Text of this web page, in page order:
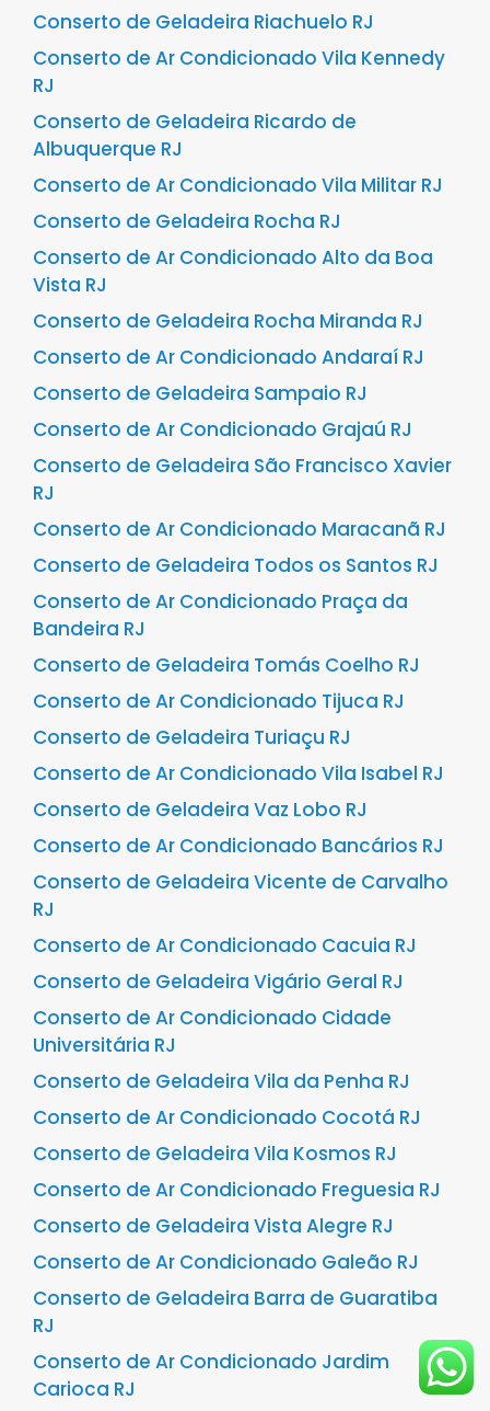
Conserto de Geladeira Riachuelo RJ
Conserto de Ar Condicionado Vila Kennedy
RJ
Conserto de Geladeira Ricardo de
Albuquerque RJ
Conserto de Ar Condicionado Vila Militar RJ
Conserto de Geladeira Rocha RJ
Conserto de Ar Condicionado Alto da Boa
Vista RJ
Conserto de Geladeira Rocha Miranda RJ
Conserto de Ar Condicionado Andaraí RJ
Conserto de Geladeira Sampaio RJ
Conserto de Ar Condicionado Grajaú RJ
Conserto de Geladeira São Francisco Xavier
RJ
Conserto de Ar Condicionado Maracanã RJ
Conserto de Geladeira Todos os Santos RJ
Conserto de Ar Condicionado Praça da
Bandeira RJ
Conserto de Geladeira Tomás Coelho RJ
Conserto de Ar Condicionado Tijuca RJ
Conserto de Geladeira Turiaçu RJ
Conserto de Ar Condicionado Vila Isabel RJ
Conserto de Geladeira Vaz Lobo RJ
Conserto de Ar Condicionado Bancários RJ
Conserto de Geladeira Vicente de Carvalho
RJ
Conserto de Ar Condicionado Cacuia RJ
Conserto de Geladeira Vigário Geral RJ
Conserto de Ar Condicionado Cidade
Universitária RJ
Conserto de Geladeira Vila da Penha RJ
Conserto de Ar Condicionado Cocotá RJ
Conserto de Geladeira Vila Kosmos RJ
Conserto de Ar Condicionado Freguesia RJ
Conserto de Geladeira Vista Alegre RJ
Conserto de Ar Condicionado Galeão RJ
Conserto de Geladeira Barra de Guaratiba
RJ
Conserto de Ar Condicionado Jardim
Carioca RJ